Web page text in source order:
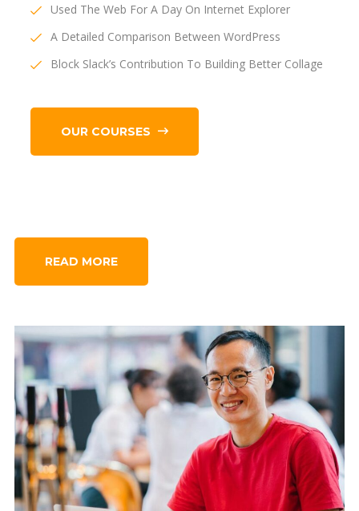
Used The Web For A Day On Internet Explorer
A Detailed Comparison Between WordPress
Block Slack’s Contribution To Building Better Collage
OUR COURSES
READ MORE